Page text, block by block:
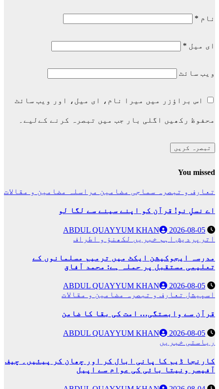
نام *
ای میل *
ویب‌ سائٹ
اس براؤزر میں میرا نام، ای میل، اور ویب سائٹ
محفوظ رکھیں اگلی بار جب میں تبصرہ کرنے کےلیے۔
You missed
تعارف و تبصرہ سماجی مضامین مراسلہ مضامین و مقالات
اے نسلِ نو! قرآن کو اپنے سینے سے لگا لو
2026-08-05
ABDUL QUAYYUM KHAN
اترپردیش اہم خبریں لکھنؤ و اطراف
مدرسہ ایجوکیشن ایکٹ میں ترمیم مسلمانوں کے
تعلیمی مستقبل پر حملہ ہے: محمد آفاق
2026-08-05
ABDUL QUAYYUM KHAN
اسپیشل تعارف و تبصرہ مضامین و مقالات
قرآن سے وابستگی… امت کی بقا کا ضامن
2026-08-05
ABDUL QUAYYUM KHAN
ریاستی خبریں
کارنجا ڈیم کا پانی ابال کر اور چھان کر پیئیں۔ چیف
آفیسر ونیتا بائی کی عوام سے اپیل